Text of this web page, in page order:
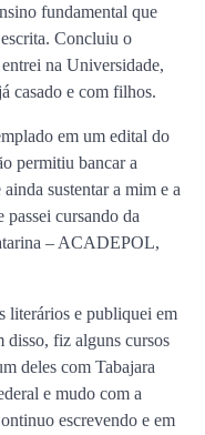
fundamental que
Concluiu o
na Universidade,
casado e com filhos.
em um edital do
permitiu bancar a
sustentar a mim e a
passei cursando da
– ACADEPOL,
literários e publiquei em
disso, fiz alguns cursos
deles com Tabajara
e mudo com a
escrevendo e em